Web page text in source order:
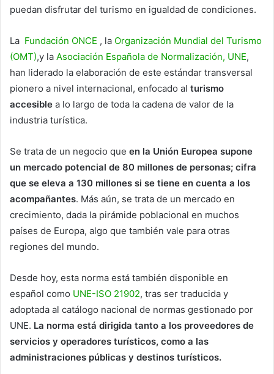
puedan disfrutar del turismo en igualdad de condiciones.
La Fundación ONCE , la Organización Mundial del Turismo
(OMT),y la Asociación Española de Normalización, UNE,
han liderado la elaboración de este estándar transversal
pionero a nivel internacional, enfocado al turismo
accesible a lo largo de toda la cadena de valor de la
industria turística.
Se trata de un negocio que en la Unión Europea supone
un mercado potencial de 80 millones de personas; cifra
que se eleva a 130 millones si se tiene en cuenta a los
acompañantes. Más aún, se trata de un mercado en
crecimiento, dada la pirámide poblacional en muchos
países de Europa, algo que también vale para otras
regiones del mundo.
Desde hoy, esta norma está también disponible en
español como UNE-ISO 21902, tras ser traducida y
adoptada al catálogo nacional de normas gestionado por
UNE. La norma está dirigida tanto a los proveedores de
servicios y operadores turísticos, como a las
administraciones públicas y destinos turísticos.